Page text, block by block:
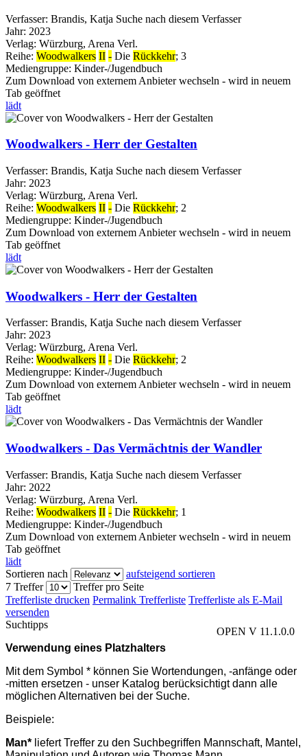
Verfasser: Brandis, Katja Suche nach diesem Verfasser
Jahr: 2023
Verlag: Würzburg, Arena Verl.
Reihe: Woodwalkers II - Die Rückkehr; 3
Mediengruppe: Kinder-/Jugendbuch
Zum Download von externem Anbieter wechseln - wird in neuem
Tab geöffnet
lädt
Woodwalkers - Herr der Gestalten
Verfasser: Brandis, Katja Suche nach diesem Verfasser
Jahr: 2023
Verlag: Würzburg, Arena Verl.
Reihe: Woodwalkers II - Die Rückkehr; 2
Mediengruppe: Kinder-/Jugendbuch
Zum Download von externem Anbieter wechseln - wird in neuem
Tab geöffnet
lädt
Woodwalkers - Herr der Gestalten
Verfasser: Brandis, Katja Suche nach diesem Verfasser
Jahr: 2023
Verlag: Würzburg, Arena Verl.
Reihe: Woodwalkers II - Die Rückkehr; 2
Mediengruppe: Kinder-/Jugendbuch
Zum Download von externem Anbieter wechseln - wird in neuem
Tab geöffnet
lädt
Woodwalkers - Das Vermächtnis der Wandler
Verfasser: Brandis, Katja Suche nach diesem Verfasser
Jahr: 2022
Verlag: Würzburg, Arena Verl.
Reihe: Woodwalkers II - Die Rückkehr; 1
Mediengruppe: Kinder-/Jugendbuch
Zum Download von externem Anbieter wechseln - wird in neuem
Tab geöffnet
lädt
Sortieren nach
aufsteigend sortieren
7 Treffer
Treffer pro Seite
Trefferliste drucken Permalink Trefferliste Trefferliste als E-Mail
versenden
OPEN V 11.1.0.0
Suchtipps
Verwendung eines Platzhalters
Mit dem Symbol * können Sie Wortendungen, -anfänge oder
-mitten ersetzen - unser Katalog berücksichtigt dann alle
möglichen Alternativen bei der Suche.
Beispiele:
Man* liefert Treffer zu den Suchbegriffen Mannschaft, Mantel,